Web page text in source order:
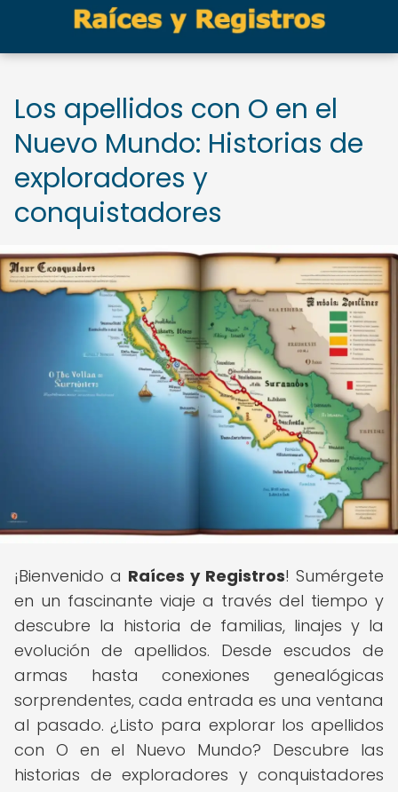
Los apellidos con O en el
Nuevo Mundo: Historias de
exploradores y
conquistadores
¡Bienvenido a Raíces y Registros! Sumérgete
en un fascinante viaje a través del tiempo y
descubre la historia de familias, linajes y la
evolución de apellidos. Desde escudos de
armas hasta conexiones genealógicas
sorprendentes, cada entrada es una ventana
al pasado. ¿Listo para explorar los apellidos
con O en el Nuevo Mundo? Descubre las
historias de exploradores y conquistadores